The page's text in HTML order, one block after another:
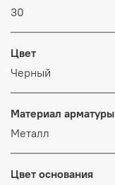
30
Цвет
Черный
Материал арматуры
Металл
Цвет основания